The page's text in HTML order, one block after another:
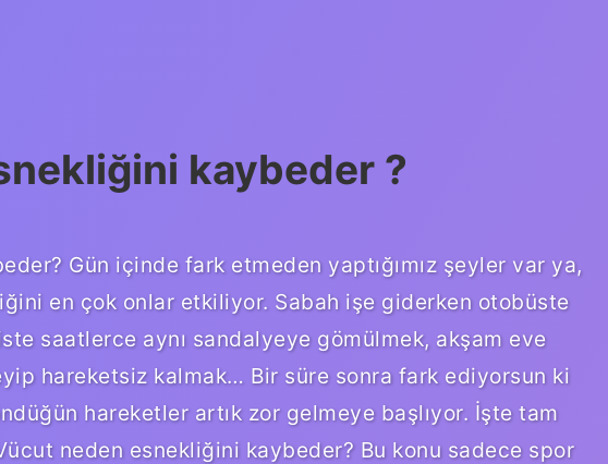
kaybeder ?
Gün içinde fark etmeden yaptığımız şeyler var ya,
en çok onlar etkiliyor. Sabah işe giderken otobüste
saatlerce aynı sandalyeye gömülmek, akşam eve
hareketsiz kalmak… Bir süre sonra fark ediyorsun ki
hareketler artık zor gelmeye başlıyor. İşte tam
neden esnekliğini kaybeder? Bu konu sadece spor